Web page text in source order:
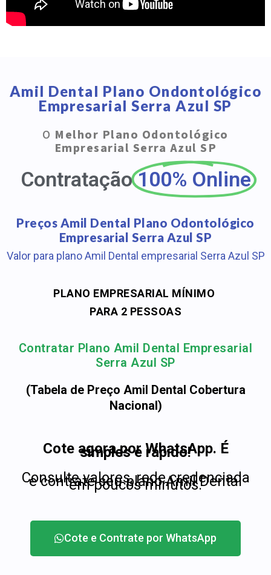
Amil Dental Plano Ondontológico
Empresarial Serra Azul SP
O Melhor Plano Odontológico
Empresarial Serra Azul SP
Contratação 100% Online
Preços Amil Dental Plano Odontológico
Empresarial Serra Azul SP
Valor para plano Amil Dental empresarial Serra Azul SP
PLANO EMPRESARIAL MÍNIMO
PARA 2 PESSOAS
Contratar Plano Amil Dental Empresarial
Serra Azul SP
(Tabela de Preço Amil Dental Cobertura
Nacional)
Cote agora por WhatsApp. É
simples e rápido!
Consulte valores, rede credenciada
e contrate seu plano Amil Dental
em poucos minutos.
Cote e Contrate por WhatsApp